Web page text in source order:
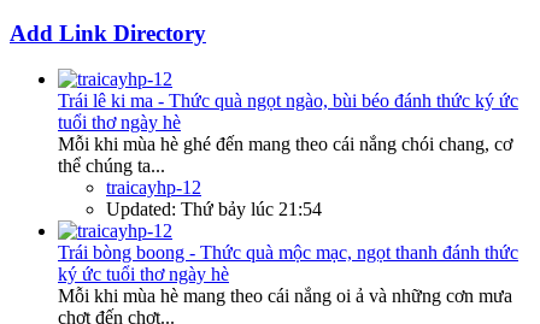
Add Link Directory
Trái lê ki ma - Thức quà ngọt ngào, bùi béo đánh thức ký ức
tuổi thơ ngày hè
Mỗi khi mùa hè ghé đến mang theo cái nắng chói chang, cơ
thể chúng ta...
traicayhp-12
Updated: Thứ bảy lúc 21:54
Trái bòng boong - Thức quà mộc mạc, ngọt thanh đánh thức
ký ức tuổi thơ ngày hè
Mỗi khi mùa hè mang theo cái nắng oi ả và những cơn mưa
chợt đến chợt...